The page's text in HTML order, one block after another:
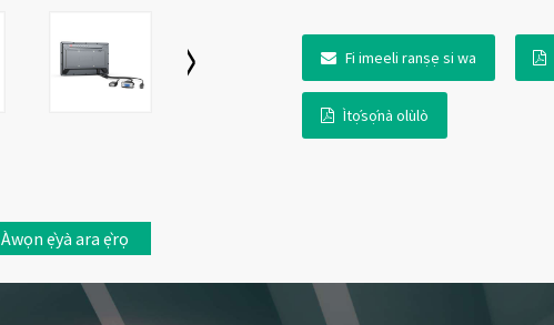
Fi imeeli ranṣẹ si wa
Ìtọ́sọ́nà olùlò
Àwọn ẹ̀yà ara ẹ̀rọ